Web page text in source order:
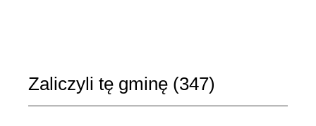
Zaliczyli tę gminę (347)